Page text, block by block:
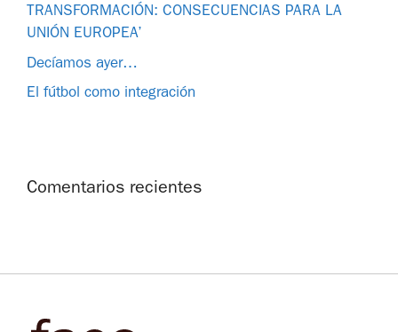
TRANSFORMACIÓN: CONSECUENCIAS PARA LA
UNIÓN EUROPEA’
Decíamos ayer…
El fútbol como integración
Comentarios recientes